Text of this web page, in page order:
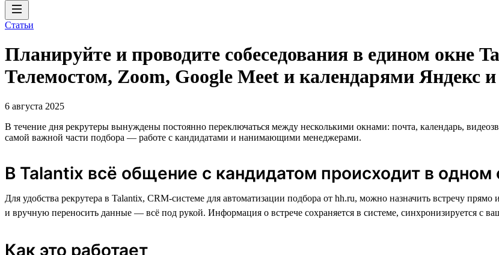
Статьи
Планируйте и проводите собеседования в едином окне
Телемостом, Zoom, Google Meet и календарями Яндекс
6 августа 2025
В течение дня рекрутеры вынуждены постоянно переключаться между несколькими окнами: почта, календарь,
самой важной части подбора — работе с кандидатами и нанимающими менеджерами.
В Talantix всё общение с кандидатом происходит в одном
Для удобства рекрутера в Talantix, CRM-cистеме для автоматизации подбора от hh.ru, можно назначить встречу
и вручную переносить данные — всё под рукой. Информация о встрече сохраняется в системе, синхронизируется с
Как это работает